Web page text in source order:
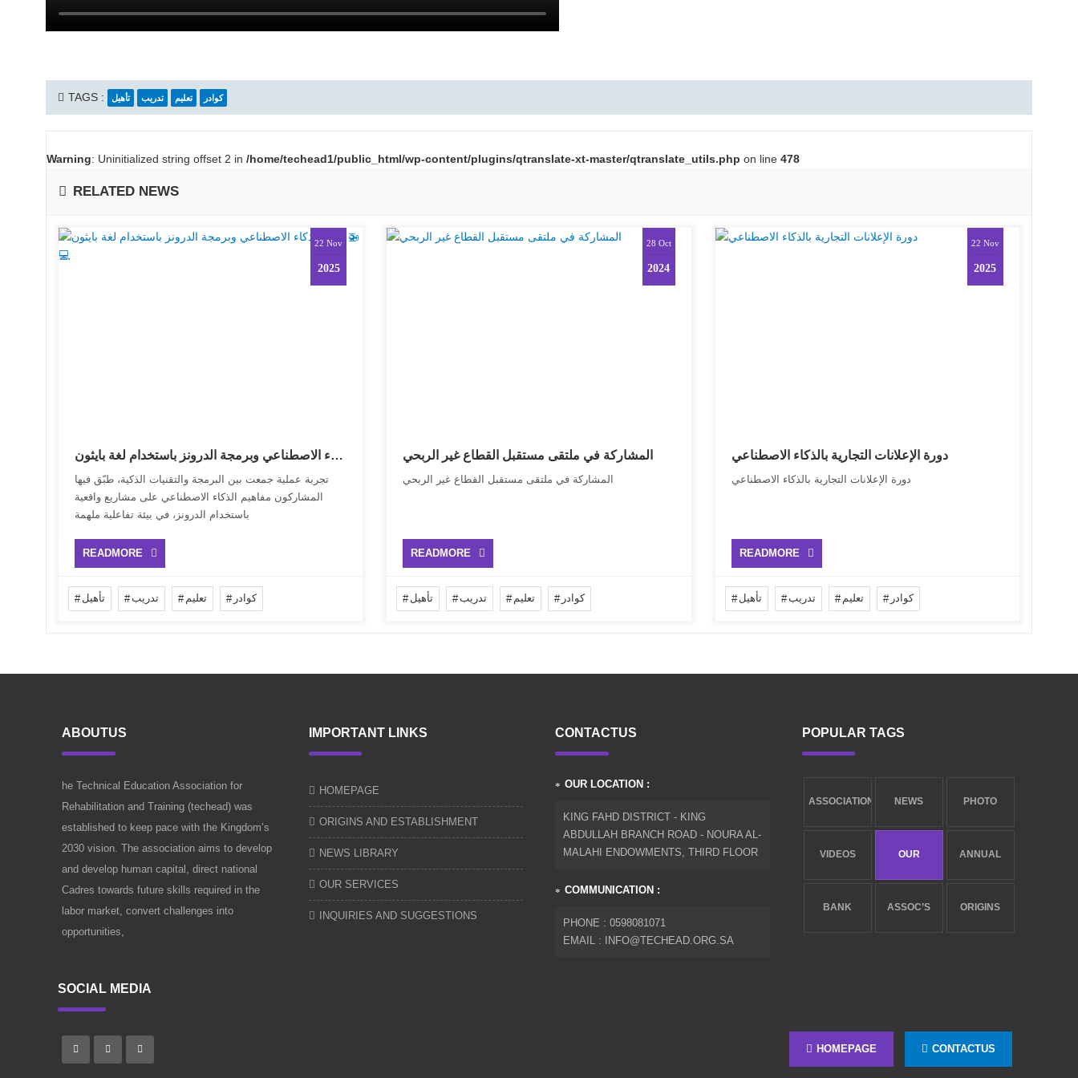
TAGS : تأهيل تدريب تعليم كوادر
Warning: Uninitialized string offset 2 in /home/techead1/public_html/wp-content/plugins/qtranslate-xt-master/qtranslate_utils.php on line 478
RELATED NEWS
22 Nov
2025
دورة الذكاء الاصطناعي وبرمجة الدرونز باستخدام لغة بايثون 🚁💻
‏تجربة عملية جمعت بين البرمجة والتقنيات الذكية، طبّق فيها
المشاركون مفاهيم الذكاء الاصطناعي على مشاريع واقعية
باستخدام الدرونز، في بيئة تفاعلية ملهمة
READMORE
تأهيل تدريب تعليم كوادر
28 Oct
2024
المشاركة في ملتقى مستقبل القطاع غير الربحي
المشاركة في ملتقى مستقبل القطاع غير الربحي
READMORE
تأهيل تدريب تعليم كوادر
22 Nov
2025
دورة الإعلانات التجارية بالذكاء الاصطناعي
دورة الإعلانات التجارية بالذكاء الاصطناعي
READMORE
تأهيل تدريب تعليم كوادر
ABOUTUS
he Technical Education Association for
Rehabilitation and Training (techead) was
established to keep pace with the Kingdom’s
2030 vision. The association aims to develop
and develop human capital, direct national
Cadres towards future skills required in the
labor market, convert challenges into
opportunities,
IMPORTANT LINKS
HOMEPAGE
ORIGINS AND ESTABLISHMENT
NEWS LIBRARY
OUR SERVICES
INQUIRIES AND SUGGESTIONS
CONTACTUS
OUR LOCATION :
KING FAHD DISTRICT - KING
ABDULLAH BRANCH ROAD - NOURA AL-
MALAHI ENDOWMENTS, THIRD FLOOR
COMMUNICATION :
PHONE : 0598081071
EMAIL : INFO@TECHEAD.ORG.SA
POPULAR TAGS
ASSOCIATION NEWS PHOTO
VIDEOS
OUR ANNUAL
BANK
ASSOC’S ORIGINS
SOCIAL MEDIA
HOMEPAGE CONTACTUS